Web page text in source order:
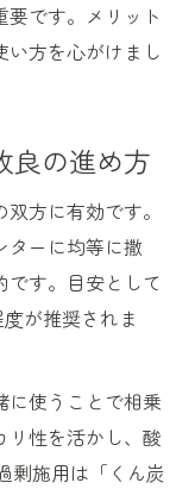
です。メリット
い方を心がけまし
良の進め方
方に有効です。
ターに均等に撒
です。目安として
が推奨されま
に使うことで相乗
リ性を活かし、酸
剰施用は「くん炭